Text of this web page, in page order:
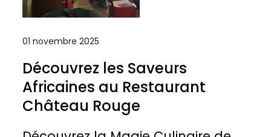
01 novembre 2025
Découvrez les Saveurs
Africaines au Restaurant
Château Rouge